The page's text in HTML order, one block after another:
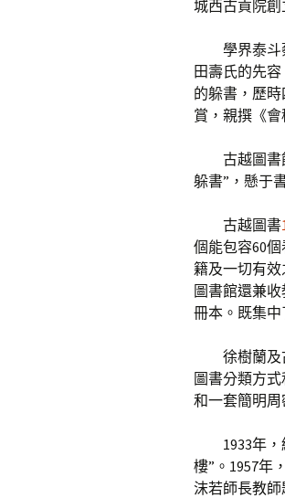
城西古貢院
學界泰
田壽氏的先
的躲書，歷
賞，親撰《
古越圖
躲書”，懸于
古越圖書
個能包容60
籍及一切有
圖書館還兼
冊本。既集
徐樹蘭
圖書分類方
和一套簡明周
1933年
樓”。1957年
沫若師長教師